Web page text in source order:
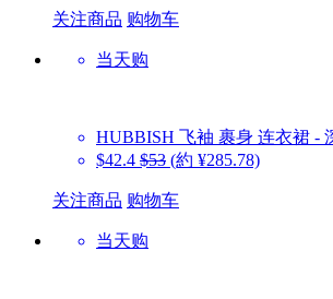
关注商品 购物车
当天购
HUBBISH 飞袖 裹身 连衣裙 -
$42.4 $53 (約 ¥285.78)
关注商品 购物车
当天购